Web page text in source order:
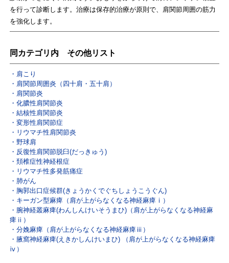
を行って診断します。治療は保存的治療が原則で、肩関節周囲の筋力
を強化します。
同カテゴリ内 その他リスト
肩こり
肩関節周囲炎（四十肩・五十肩）
肩関節炎
化膿性肩関節炎
結核性肩関節炎
変形性肩関節症
リウマチ性肩関節炎
野球肩
反復性肩関節脱臼(だっきゅう)
頚椎症性神経根症
リウマチ性多発筋痛症
肺がん
胸郭出口症候群(きょうかくでぐちしょうこうぐん)
キーガン型麻痺（肩が上がらなくなる神経麻痺ⅰ）
腕神経叢麻痺(わんしんけいそうまひ)（肩が上がらなくなる神経麻
痺ⅱ）
分娩麻痺（肩が上がらなくなる神経麻痺ⅲ）
腋窩神経麻痺(えきかしんけいまひ) （肩が上がらなくなる神経麻痺
ⅳ）